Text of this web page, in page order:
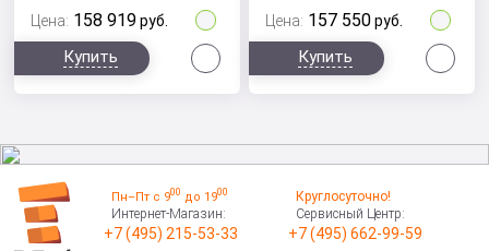
Цена: 158 919 руб.
Купить
Цена: 157 550 руб.
Купить
Пн–Пт с 900 до 1900
Интернет-Магазин:
+7 (495) 215-53-33
Круглосуточно!
Сервисный Центр:
+7 (495) 662-99-59